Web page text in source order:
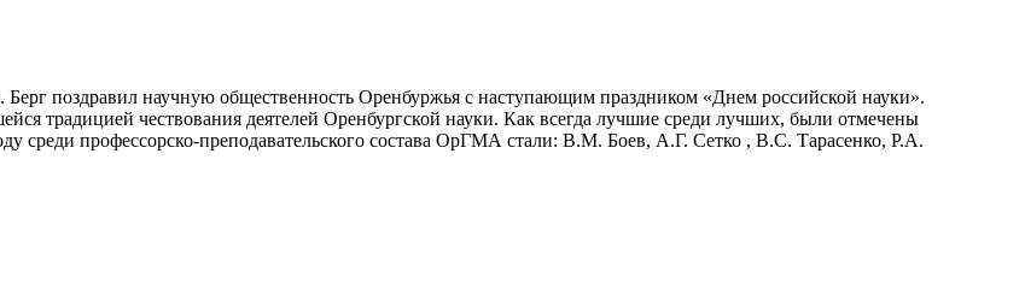
Берг поздравил научную общественность Оренбуржья с наступающим праздником «Днем российской науки».
традицией чествования деятелей Оренбургской науки. Как всегда лучшие среди лучших, были отмечены
среди профессорско-преподавательского состава ОрГМА стали: В.М. Боев, А.Г. Сетко , В.С. Тарасенко, Р.А.